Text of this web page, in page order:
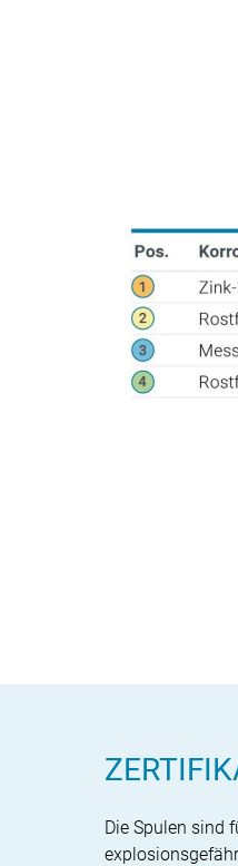
Die Spulen sind